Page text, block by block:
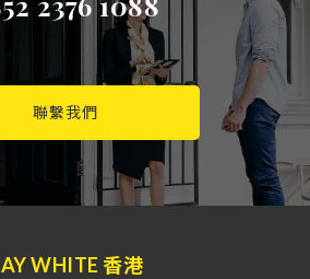
聯繫我們
WHITE 香港